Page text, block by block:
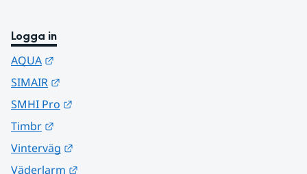
Logga in
AQUA
SIMAIR
SMHI Pro
Timbr
Vinterväg
Väderlarm